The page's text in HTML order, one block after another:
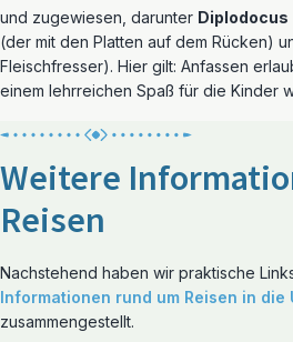
und zugewiesen, darunter Diplodocus
(der mit den Platten auf dem Rücken)
Fleischfresser). Hier gilt: Anfassen
einem lehrreichen Spaß für die Kinder
Weitere
Reisen
Nachstehend haben wir praktische
Informationen rund um Reisen in die
zusammengestellt.